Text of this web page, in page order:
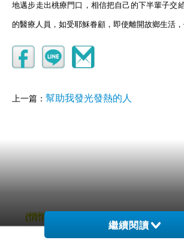
地邁步走出桃療門口，相信把自己的下半輩子交
的醫療人員，如受耶穌眷顧，即使離開故鄉生活，
上一篇： 幫助我發光發熱的人
(悄悄話)
2019-04-24 19:46:56 繼續閱讀